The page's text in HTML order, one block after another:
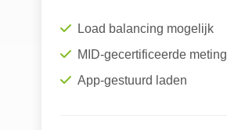
Load balancing mogelijk
MID-gecertificeerde meting
App-gestuurd laden